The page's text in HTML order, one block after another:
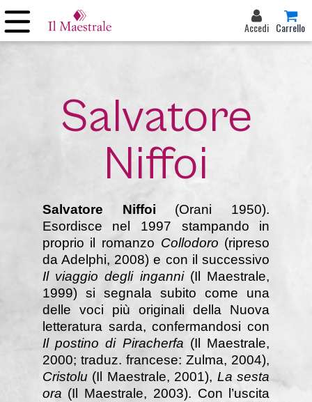
Accedi Carrello
Salvatore
Niffoi
Salvatore Niffoi (Orani 1950).
Esordisce nel 1997 stampando in
proprio il romanzo Collodoro (ripreso
da Adelphi, 2008) e con il successivo
Il viaggio degli inganni (Il Maestrale,
1999) si segnala subito come una
delle voci più originali della Nuova
letteratura sarda, confermandosi con
Il postino di Piracherfa (Il Maestrale,
2000; traduz. francese: Zulma, 2004),
Cristolu (Il Maestrale, 2001), La sesta
ora (Il Maestrale, 2003). Con l’uscita